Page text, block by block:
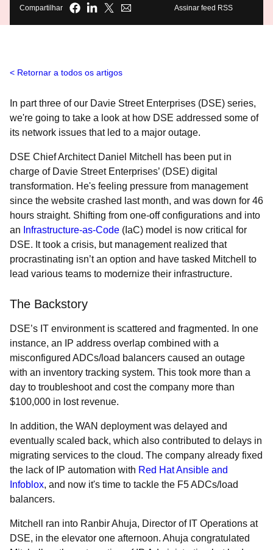
Compartilhar Assinar feed RSS
Retornar a todos os artigos
In part three of our Davie Street Enterprises (DSE) series,
we're going to take a look at how DSE addressed some of
its network issues that led to a major outage.
DSE Chief Architect Daniel Mitchell has been put in
charge of Davie Street Enterprises’ (DSE) digital
transformation. He's feeling pressure from management
since the website crashed last month, and was down for 46
hours straight. Shifting from one-off configurations and into
an Infrastructure-as-Code (IaC) model is now critical for
DSE. It took a crisis, but management realized that
procrastinating isn’t an option and have tasked Mitchell to
lead various teams to modernize their infrastructure.
The Backstory
DSE’s IT environment is scattered and fragmented. In one
instance, an IP address overlap combined with a
misconfigured ADCs/load balancers caused an outage
with an inventory tracking system. This took more than a
day to troubleshoot and cost the company more than
$100,000 in lost revenue.
In addition, the WAN deployment was delayed and
eventually scaled back, which also contributed to delays in
migrating services to the cloud. The company already fixed
the lack of IP automation with Red Hat Ansible and
Infoblox, and now it's time to tackle the F5 ADCs/load
balancers.
Mitchell ran into Ranbir Ahuja, Director of IT Operations at
DSE, in the elevator one afternoon. Ahuja congratulated